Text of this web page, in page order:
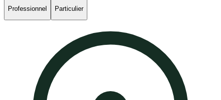
Professionnel Particulier